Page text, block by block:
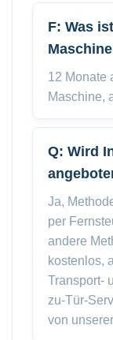
F: Was
12 Monate
Maschine,
Q: Wird
Ja,
per
andere
kostenlos,
Transport-
zu-Tür-
von